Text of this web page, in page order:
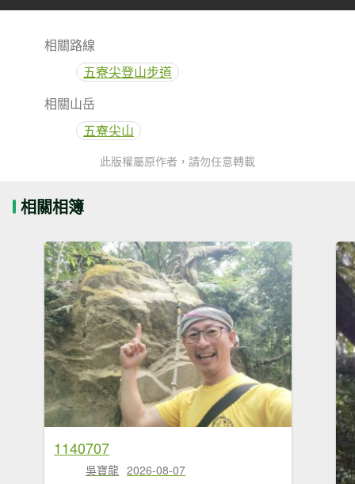
相關路線
五寮尖登山步道
相關山岳
五寮尖山
此版權屬原作者，請勿任意轉載
相關相簿
1140707
吳寶龍 2026-08-07